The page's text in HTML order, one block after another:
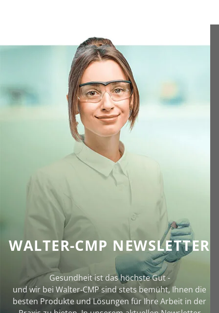
WALTER-CMP NEWSLETTER
Gesundheit ist das höchste Gut -
und wir bei Walter‑CMP sind stets bemüht, Ihnen die
besten Produkte und Lösungen für Ihre Arbeit in der